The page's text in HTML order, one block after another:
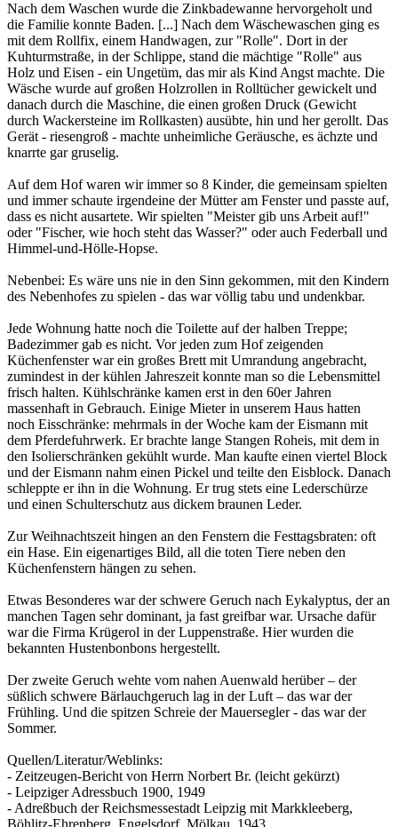
Nach dem Waschen wurde die Zinkbadewanne hervorgeholt und
die Familie konnte Baden. [...] Nach dem Wäschewaschen ging es
mit dem Rollfix, einem Handwagen, zur "Rolle". Dort in der
Kuhturmstraße, in der Schlippe, stand die mächtige "Rolle" aus
Holz und Eisen - ein Ungetüm, das mir als Kind Angst machte. Die
Wäsche wurde auf großen Holzrollen in Rolltücher gewickelt und
danach durch die Maschine, die einen großen Druck (Gewicht
durch Wackersteine im Rollkasten) ausübte, hin und her gerollt. Das
Gerät - riesengroß - machte unheimliche Geräusche, es ächzte und
knarrte gar gruselig.
Auf dem Hof waren wir immer so 8 Kinder, die gemeinsam spielten
und immer schaute irgendeine der Mütter am Fenster und passte auf,
dass es nicht ausartete. Wir spielten "Meister gib uns Arbeit auf!"
oder "Fischer, wie hoch steht das Wasser?" oder auch Federball und
Himmel-und-Hölle-Hopse.
Nebenbei: Es wäre uns nie in den Sinn gekommen, mit den Kindern
des Nebenhofes zu spielen - das war völlig tabu und undenkbar.
Jede Wohnung hatte noch die Toilette auf der halben Treppe;
Badezimmer gab es nicht. Vor jeden zum Hof zeigenden
Küchenfenster war ein großes Brett mit Umrandung angebracht,
zumindest in der kühlen Jahreszeit konnte man so die Lebensmittel
frisch halten. Kühlschränke kamen erst in den 60er Jahren
massenhaft in Gebrauch. Einige Mieter in unserem Haus hatten
noch Eisschränke: mehrmals in der Woche kam der Eismann mit
dem Pferdefuhrwerk. Er brachte lange Stangen Roheis, mit dem in
den Isolierschränken gekühlt wurde. Man kaufte einen viertel Block
und der Eismann nahm einen Pickel und teilte den Eisblock. Danach
schleppte er ihn in die Wohnung. Er trug stets eine Lederschürze
und einen Schulterschutz aus dickem braunen Leder.
Zur Weihnachtszeit hingen an den Fenstern die Festtagsbraten: oft
ein Hase. Ein eigenartiges Bild, all die toten Tiere neben den
Küchenfenstern hängen zu sehen.
Etwas Besonderes war der schwere Geruch nach Eykalyptus, der an
manchen Tagen sehr dominant, ja fast greifbar war. Ursache dafür
war die Firma Krügerol in der Luppenstraße. Hier wurden die
bekannten Hustenbonbons hergestellt.
Der zweite Geruch wehte vom nahen Auenwald herüber – der
süßlich schwere Bärlauchgeruch lag in der Luft – das war der
Frühling. Und die spitzen Schreie der Mauersegler - das war der
Sommer.
Quellen/Literatur/Weblinks:
- Zeitzeugen-Bericht von Herrn Norbert Br. (leicht gekürzt)
- Leipziger Adressbuch 1900, 1949
- Adreßbuch der Reichsmessestadt Leipzig mit Markkleeberg,